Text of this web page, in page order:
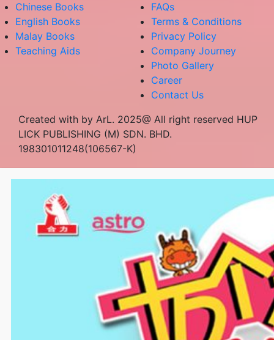
Chinese Books
English Books
Malay Books
Teaching Aids
FAQs
Terms & Conditions
Privacy Policy
Company Journey
Photo Gallery
Career
Contact Us
Created with by ArL. 2025@ All right reserved HUP
LICK PUBLISHING (M) SDN. BHD.
198301011248(106567-K)